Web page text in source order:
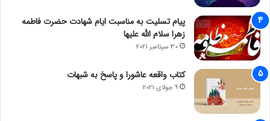
پیام تسلیت به مناسبت ایام شهادت حضرت فاطمه
زهرا سلام الله علیها
30 سپتامبر 2021
کتاب واقعه عاشورا و پاسخ به شبهات
9 جولای 2021